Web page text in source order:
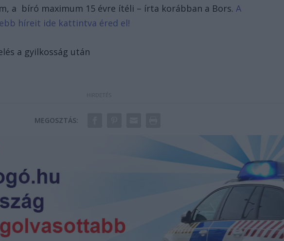
a bíró maximum 15 évre ítéli – írta korábban a Bors.A
híreit ide kattintva éred el!
a gyilkosság után
MEGOSZTÁS: